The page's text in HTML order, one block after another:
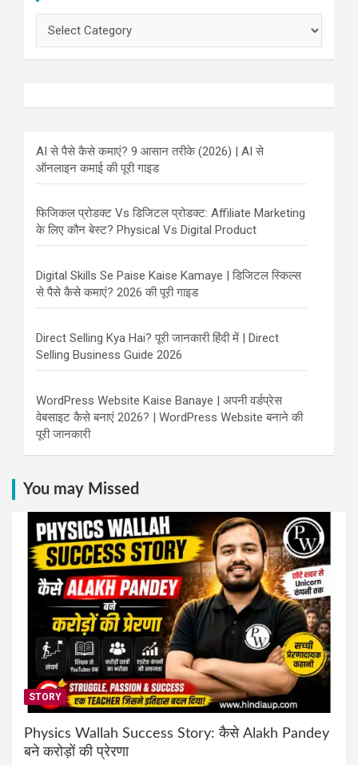
AI से पैसे कैसे कमाएं? 9 आसान तरीके (2026) | AI से
ऑनलाइन कमाई की पूरी गाइड
फिजिकल प्रोडक्ट Vs डिजिटल प्रोडक्ट: Affiliate Marketing
के लिए कौन बेस्ट? Physical Vs Digital Product
Digital Skills Se Paise Kaise Kamaye | डिजिटल स्किल्स
से पैसे कैसे कमाएं? 2026 की पूरी गाइड
Direct Selling Kya Hai? पूरी जानकारी हिंदी में | Direct
Selling Business Guide 2026
WordPress Website Kaise Banaye | अपनी वर्डप्रेस
वेबसाइट कैसे बनाएं 2026? | WordPress Website बनाने की
पूरी जानकारी
You may Missed
STORY
Physics Wallah Success Story: कैसे Alakh Pandey
बने करोड़ों की प्रेरणा